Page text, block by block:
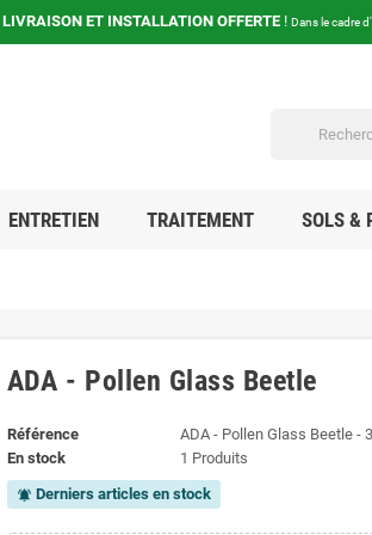
LIVRAISON ET INSTALLATION OFFERTE ! Dans le cadre
ENTRETIEN TRAITEMENT SOLS &
ADA - Pollen Glass Beetle
Référence
ADA - Pollen Glass Beetle -
En stock
1 Produits
notifications_active Derniers articles en stock